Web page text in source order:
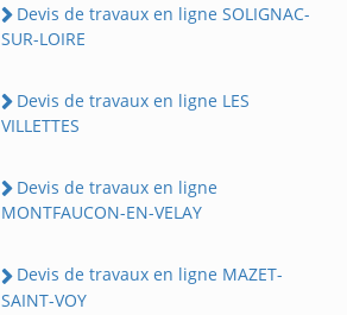
Devis de travaux en ligne SOLIGNAC-
SUR-LOIRE
Devis de travaux en ligne LES
VILLETTES
Devis de travaux en ligne
MONTFAUCON-EN-VELAY
Devis de travaux en ligne MAZET-
SAINT-VOY